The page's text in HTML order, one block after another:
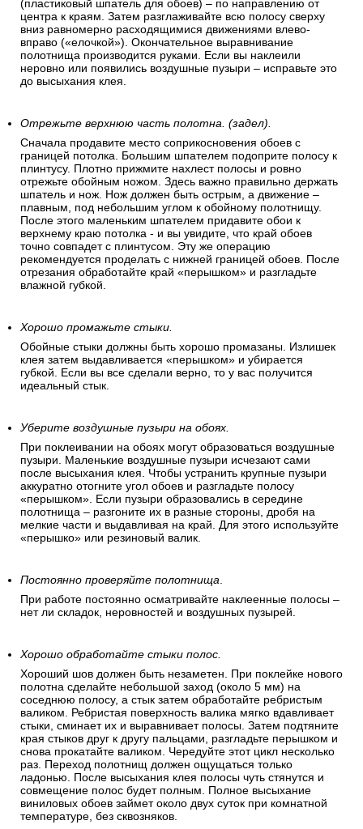
(пластиковый шпатель для обоев) – по направлению от
центра к краям. Затем разглаживайте всю полосу сверху
вниз равномерно расходящимися движениями влево-
вправо («елочкой»). Окончательное выравнивание
полотнища производится руками. Если вы наклеили
неровно или появились воздушные пузыри – исправьте это
до высыхания клея.
Отрежьте верхнюю часть полотна. (задел).
Сначала продавите место соприкосновения обоев с
границей потолка. Большим шпателем подоприте полосу к
плинтусу. Плотно прижмите нахлест полосы и ровно
отрежьте обойным ножом. Здесь важно правильно держать
шпатель и нож. Нож должен быть острым, а движение –
плавным, под небольшим углом к обойному полотнищу.
После этого маленьким шпателем придавите обои к
верхнему краю потолка - и вы увидите, что край обоев
точно совпадет с плинтусом. Эту же операцию
рекомендуется проделать с нижней границей обоев. После
отрезания обработайте край «перышком» и разгладьте
влажной губкой.
Хорошо промажьте стыки.
Обойные стыки должны быть хорошо промазаны. Излишек
клея затем выдавливается «перышком» и убирается
губкой. Если вы все сделали верно, то у вас получится
идеальный стык.
Уберите воздушные пузыри на обоях.
При поклеивании на обоях могут образоваться воздушные
пузыри. Маленькие воздушные пузыри исчезают сами
после высыхания клея. Чтобы устранить крупные пузыри
аккуратно отогните угол обоев и разгладьте полосу
«перышком». Если пузыри образовались в середине
полотнища – разгоните их в разные стороны, дробя на
мелкие части и выдавливая на край. Для этого используйте
«перышко» или резиновый валик.
Постоянно проверяйте полотнища.
При работе постоянно осматривайте наклеенные полосы –
нет ли складок, неровностей и воздушных пузырей.
Хорошо обработайте стыки полос.
Хороший шов должен быть незаметен. При поклейке нового
полотна сделайте небольшой заход (около 5 мм) на
соседнюю полосу, а стык затем обработайте ребристым
валиком. Ребристая поверхность валика мягко вдавливает
стыки, сминает их и выравнивает полосы. Затем подтяните
края стыков друг к другу пальцами, разгладьте перышком и
снова прокатайте валиком. Чередуйте этот цикл несколько
раз. Переход полотнищ должен ощущаться только
ладонью. После высыхания клея полосы чуть стянутся и
совмещение полос будет полным. Полное высыхание
виниловых обоев займет около двух суток при комнатной
температуре, без сквозняков.